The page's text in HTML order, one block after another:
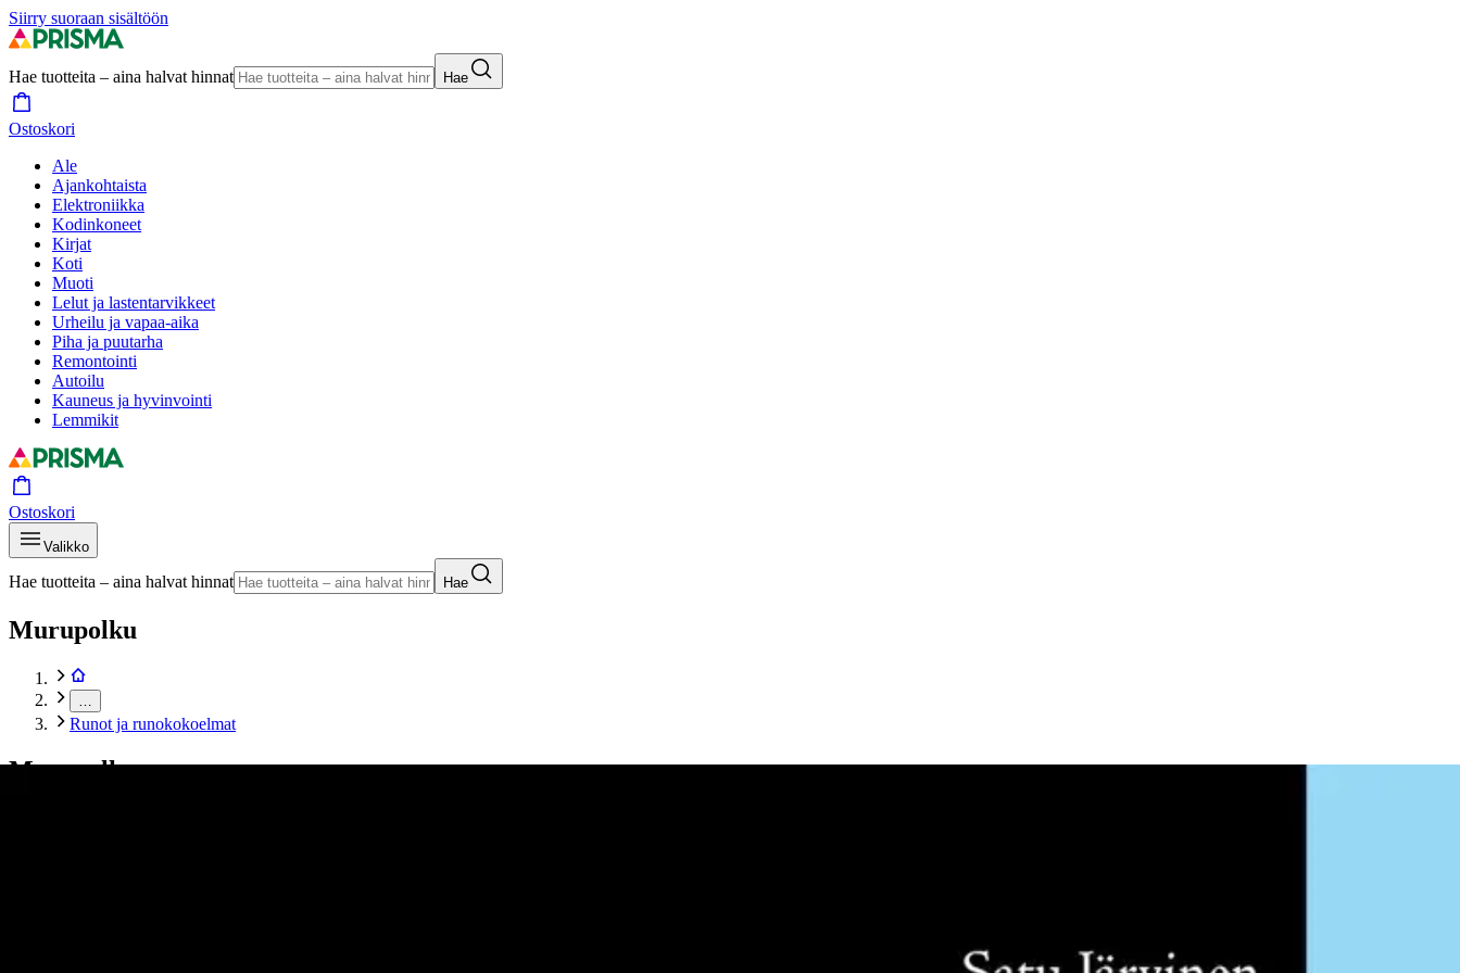
Siirry suoraan sisältöön
Hae tuotteita – aina halvat hinnat Hae
Ostoskori
Ale
Ajankohtaista
Elektroniikka
Kodinkoneet
Kirjat
Koti
Muoti
Lelut ja lastentarvikkeet
Urheilu ja vapaa-aika
Piha ja puutarha
Remontointi
Autoilu
Kauneus ja hyvinvointi
Lemmikit
Ostoskori
Valikko
Hae tuotteita – aina halvat hinnat Hae
Murupolku
Runot ja runokokoelmat
Murupolku